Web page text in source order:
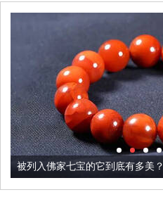
被列入佛家七宝的它到底有多美？